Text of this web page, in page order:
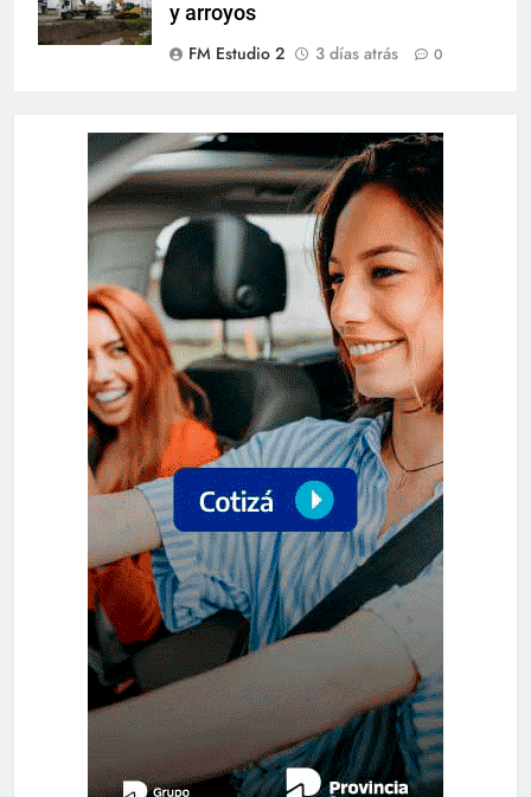
y arroyos
FM Estudio 2
3 días atrás 0